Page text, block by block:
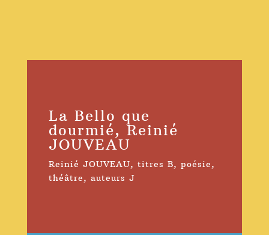
La Bello que
dourmié, Reinié
JOUVEAU
Reinié JOUVEAU, titres B, poésie,
théâtre, auteurs J